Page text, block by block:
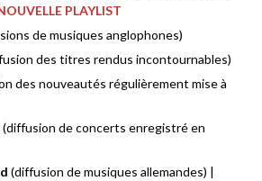
PLAYLIST
de musiques anglophones)
des titres rendus incontournables)
des nouveautés régulièrement mise à
(diffusion de concerts enregistré en
(diffusion de musiques allemandes) |